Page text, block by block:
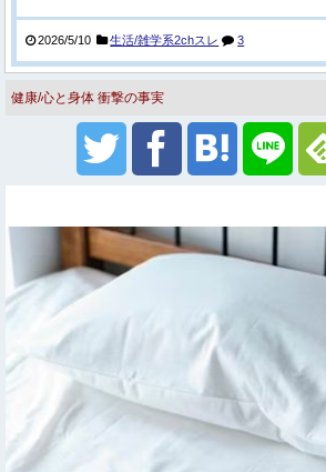
2026/5/10 生活/雑学系2chスレ 3
健康/心と身体 衝撃の事実